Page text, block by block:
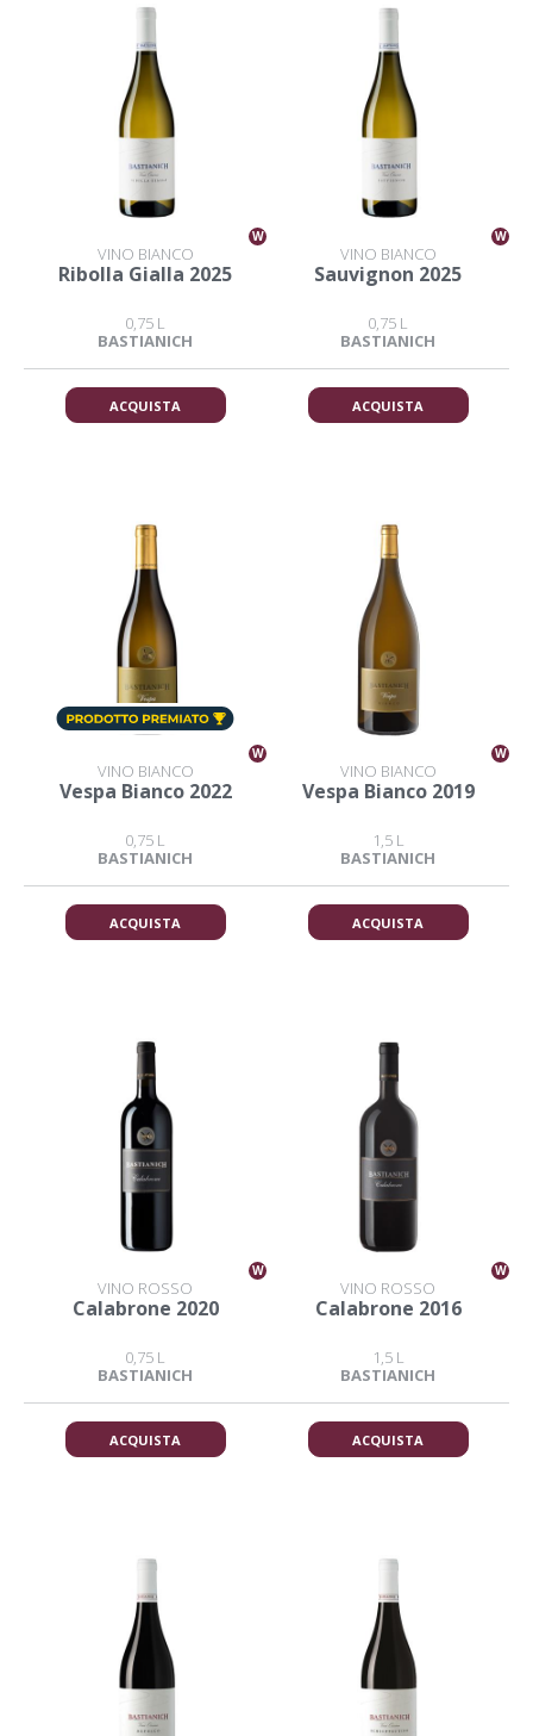
W
VINO BIANCO
Ribolla Gialla 2025
0,75 L
BASTIANICH
ACQUISTA
W
VINO BIANCO
Sauvignon 2025
0,75 L
BASTIANICH
ACQUISTA
W
VINO BIANCO
Vespa Bianco 2022
0,75 L
BASTIANICH
ACQUISTA
W
VINO BIANCO
Vespa Bianco 2019
1,5 L
BASTIANICH
ACQUISTA
W
VINO ROSSO
Calabrone 2020
0,75 L
BASTIANICH
ACQUISTA
W
VINO ROSSO
Calabrone 2016
1,5 L
BASTIANICH
ACQUISTA